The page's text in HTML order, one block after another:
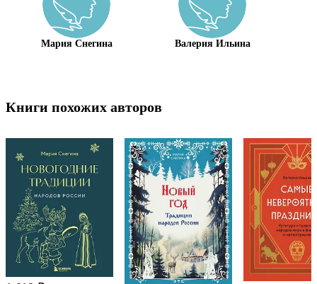
Мария Снегина Валерия Ильина
Книги похожих авторов